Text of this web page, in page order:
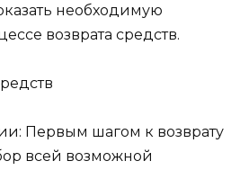
необходимую
возврата средств.
Первым шагом к возврату
всей возможной